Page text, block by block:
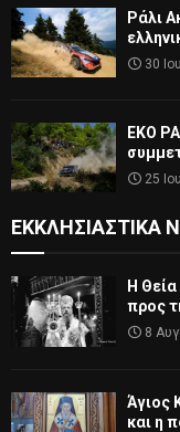
Ράλι
30
ΕΚΟ
25
ΕΚΚΛΗΣΙΑΣΤΙΚΆ
Η
προς
8
Άγιος
και η